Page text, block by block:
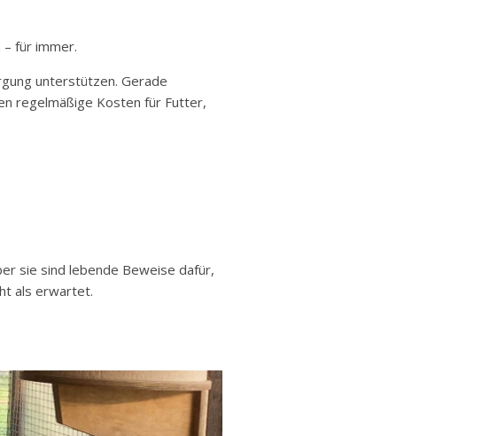
– für immer.
unterstützen. Gerade
regelmäßige Kosten für Futter,
sie sind lebende Beweise dafür,
als erwartet.